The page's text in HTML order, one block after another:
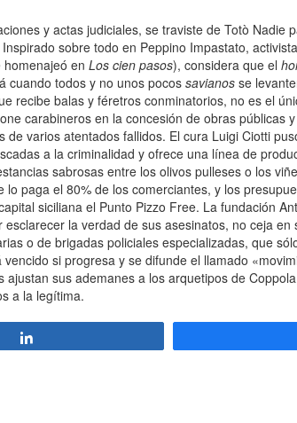
y actas judiciales, se traviste de Totò Nadie
sobre todo en Peppino Impastato,
en Los cien pasos), considera que el
cuando todos y no unos pocossavianos se
recibe balas y féretros conminatorios, no es el
carabineros en la concesión de obras públicas
varios atentados fallidos. El cura Luigi Ciotti
a la criminalidad y ofrece una línea de
sabrosas entre los olivos pulleses o los
paga el 80% de los comerciantes, y los
siciliana el Punto Pizzo Free. La fundación
la verdad de sus asesinatos, no ceja en
o de brigadas policiales especializadas, que
si progresa y se difunde el llamado
sus ademanes a los arquetipos de
a la legítima.